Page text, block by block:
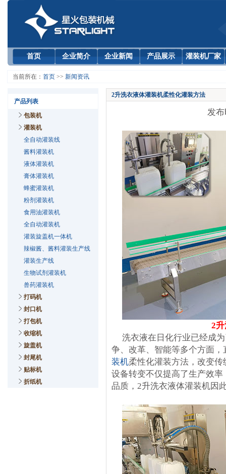
首页 企业简介 企业新闻 产品展示 灌装机厂家
当前所在： 首页 >> 新闻资讯
产品列表
包装机
灌装机
全自动灌装线
酱料灌装机
液体灌装机
膏体灌装机
蜂蜜灌装机
粉剂灌装机
食用油灌装机
全自动灌装机
灌装旋盖机一体机
辣椒酱、酱料灌装生产线
灌装生产线
生物试剂灌装机
兽药灌装机
打码机
封口机
打包机
收缩机
旋盖机
封尾机
贴标机
折纸机
2升洗衣液体灌装机柔性化灌装方法
发布
2
洗衣液在日化行业已经成为
争、改革、智能等多个方面
装机柔性化灌装方法，改变
设备转变不仅提高了生产效
品质，2升洗衣液体灌装机因